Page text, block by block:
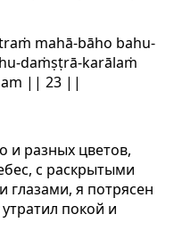
mahā-bāho bahu-
daṁṣṭrā-karālaṁ
|| 23 ||
и разных цветов,
с раскрытыми
я потрясен
покой и